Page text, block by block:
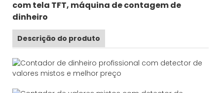
com tela TFT, máquina de contagem de
dinheiro
Descrição do produto